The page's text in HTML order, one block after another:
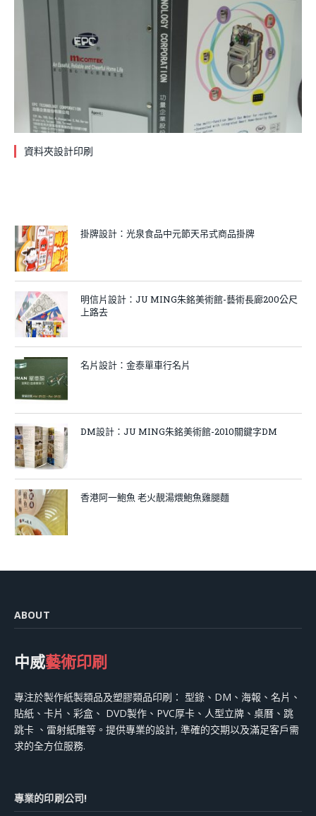
資料夾設計印刷
掛牌設計：光泉食品中元節天吊式商品掛牌
明信片設計：JU MING朱銘美術館-藝術長廊200公尺
上路去
名片設計：金泰單車行名片
DM設計：JU MING朱銘美術館-2010關鍵字DM
香港阿一鮑魚 老火靚湯煨鮑魚雞腿麵
ABOUT
中威藝術印刷
專注於製作紙製類品及塑膠類品印刷： 型錄、DM、海報、名片、
貼紙、卡片、彩盒、 DVD製作、PVC厚卡、人型立牌、桌曆、跳
跳卡 、雷射紙雕等。提供專業的設計, 準確的交期以及滿足客戶需
求的全方位服務.
專業的印刷公司!